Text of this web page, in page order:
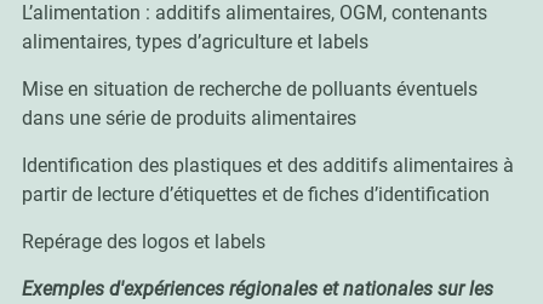
L’alimentation : additifs alimentaires, OGM, contenants
alimentaires, types d’agriculture et labels
Mise en situation de recherche de polluants éventuels
dans une série de produits alimentaires
Identification des plastiques et des additifs alimentaires à
partir de lecture d’étiquettes et de fiches d’identification
Repérage des logos et labels
Exemples d'expériences régionales et nationales sur les